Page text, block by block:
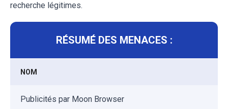
recherche légitimes.
RÉSUMÉ DES MENACES :
NOM
Publicités par Moon Browser